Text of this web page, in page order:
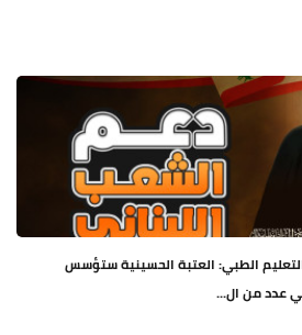
الطبي: العتبة الحسينية ستؤسس
عدد من ال...